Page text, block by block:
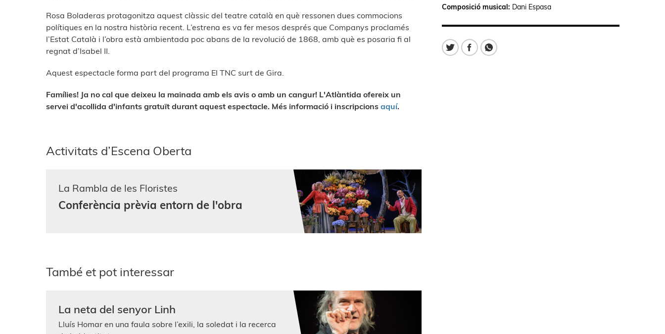
Rosa Boladeras protagonitza aquest clàssic del teatre català en què ressonen dues commocions
polítiques en la nostra història recent. L’estrena es va fer mesos després que Companys proclamés
l’Estat Català i l’obra està ambientada poc abans de la revolució de 1868, amb què es posaria fi al
regnat d’Isabel II.
Aquest espectacle forma part del programa El TNC surt de Gira.
Famílies! Ja no cal que deixeu la mainada amb els avis o amb un cangur! L'Atlàntida ofereix un
servei d'acollida d'infants gratuït durant aquest espectacle. Més informació i inscripcions aquí.
Activitats d’Escena Oberta
La Rambla de les Floristes
Conferència prèvia entorn de l'obra
També et pot interessar
La neta del senyor Linh
Lluís Homar en una faula sobre l’exili, la soledat i la recerca
Composició musical: Dani Espasa